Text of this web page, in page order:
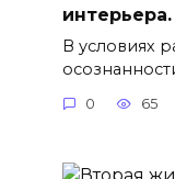
интерьера.
В условиях
0 65